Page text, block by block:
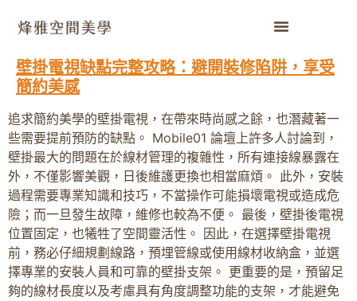
壁掛電視缺點完整攻略：避開裝修陷阱，享受
簡約美感
追求簡約美學的壁掛電視，在帶來時尚感之餘，也潛藏著一
些需要提前預防的缺點。 Mobile01 論壇上許多人討論到，
壁掛最大的問題在於線材管理的複雜性，所有連接線暴露在
外，不僅影響美觀，日後維護更換也相當麻煩。 此外，安裝
過程需要專業知識和技巧，不當操作可能損壞電視或造成危
險；而一旦發生故障，維修也較為不便。 最後，壁掛後電視
位置固定，也犧牲了空間靈活性。 因此，在選擇壁掛電視
前，務必仔細規劃線路，預埋管線或使用線材收納盒，並選
擇專業的安裝人員和可靠的壁掛支架。 更重要的是，預留足
夠的線材長度以及考慮具有角度調整功能的支架，才能避免